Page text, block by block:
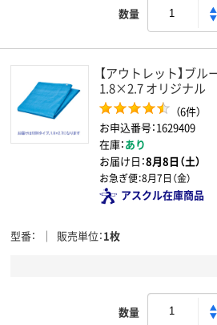
数量
【アウトレット】ブ
1.8×2.7 オリジナル
（6件）
お申込番号：1629409
在庫：あり
お届け日：8月8日（土）
お急ぎ便：8月7日（金）
アスクル在庫商品
型番 販売単位 1枚
数量